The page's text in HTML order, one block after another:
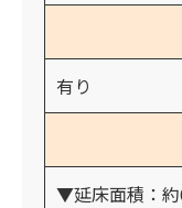
有り
▼延床面積：